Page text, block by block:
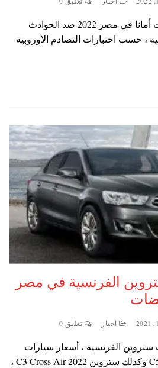
نوضح لكم أفضل 5 سيارات أمانا في مصر 2022 ضد الحوادث
350 ألف جنيه ، حسب اختبارات التصادم الأوروبية
الفرنسية في مصر
اخبار تعليق 0
الفرنسية ، أسعار سيارات
سيتروين C5 Air Cross 2022 وكذلك ستروين C3 Cross Air 2022 ،